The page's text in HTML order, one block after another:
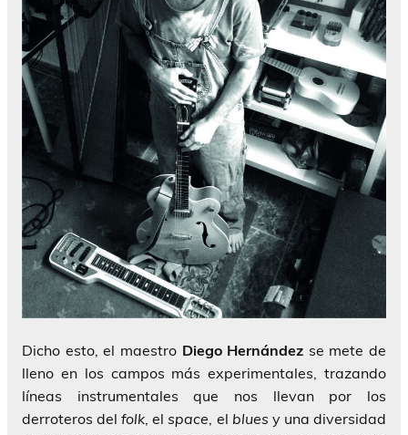
Dicho esto, el maestro Diego Hernández se mete de
lleno en los campos más experimentales, trazando
líneas instrumentales que nos llevan por los
derroteros delfolk, elspace, el blues y una diversidad